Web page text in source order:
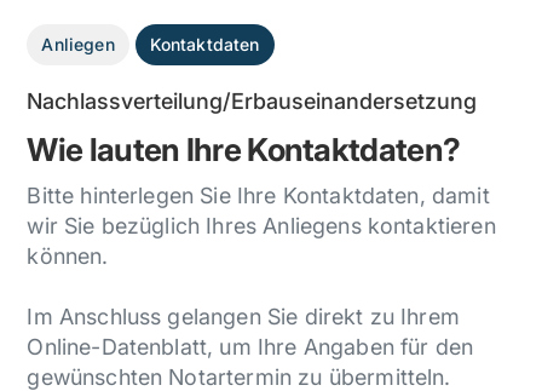
Anliegen Kontaktdaten
Nachlassverteilung/Erbauseinandersetzung
Wie lauten Ihre Kontaktdaten?
Bitte hinterlegen Sie Ihre Kontaktdaten, damit
wir Sie bezüglich Ihres Anliegens kontaktieren
können.
Im Anschluss gelangen Sie direkt zu Ihrem
Online-Datenblatt, um Ihre Angaben für den
gewünschten Notartermin zu übermitteln.